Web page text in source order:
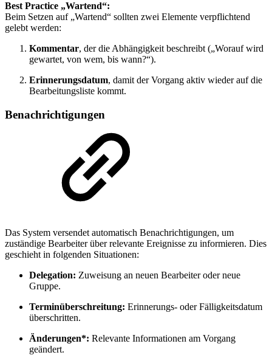
Best Practice „Wartend“:
Beim Setzen auf „Wartend“ sollten zwei Elemente verpflichtend
gelebt werden:
Kommentar, der die Abhängigkeit beschreibt („Worauf wird
gewartet, von wem, bis wann?“).
Erinnerungsdatum, damit der Vorgang aktiv wieder auf die
Bearbeitungsliste kommt.
Benachrichtigungen
Das System versendet automatisch Benachrichtigungen, um
zuständige Bearbeiter über relevante Ereignisse zu informieren. Dies
geschieht in folgenden Situationen:
Delegation: Zuweisung an neuen Bearbeiter oder neue
Gruppe.
Terminüberschreitung: Erinnerungs- oder Fälligkeitsdatum
überschritten.
Änderungen*: Relevante Informationen am Vorgang
geändert.